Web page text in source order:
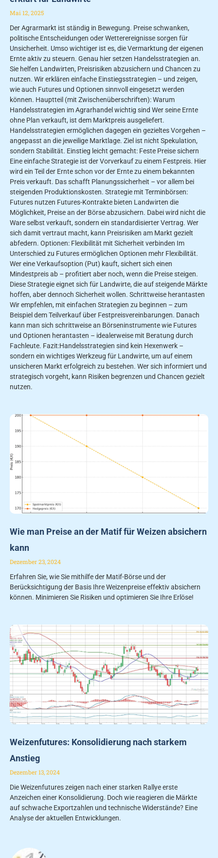
Mai 12, 2025
Der Agrarmarkt ist ständig in Bewegung. Preise schwanken,
politische Entscheidungen oder Wetterereignisse sorgen für
Unsicherheit. Umso wichtiger ist es, die Vermarktung der eigenen
Ernte aktiv zu steuern. Genau hier setzen Handelsstrategien an.
Sie helfen Landwirten, Preisrisiken abzusichern und Chancen zu
nutzen. Wir erklären einfache Einstiegsstrategien – und zeigen,
wie auch Futures und Optionen sinnvoll eingesetzt werden
können. Hauptteil (mit Zwischenüberschriften): Warum
Handelsstrategien im Agrarhandel wichtig sind Wer seine Ernte
ohne Plan verkauft, ist dem Marktpreis ausgeliefert.
Handelsstrategien ermöglichen dagegen ein gezieltes Vorgehen –
angepasst an die jeweilige Marktlage. Ziel ist nicht Spekulation,
sondern Stabilität. Einstieg leicht gemacht: Feste Preise sichern
Eine einfache Strategie ist der Vorverkauf zu einem Festpreis. Hier
wird ein Teil der Ernte schon vor der Ernte zu einem bekannten
Preis verkauft. Das schafft Planungssicherheit – vor allem bei
steigenden Produktionskosten. Strategie mit Terminbörsen:
Futures nutzen Futures-Kontrakte bieten Landwirten die
Möglichkeit, Preise an der Börse abzusichern. Dabei wird nicht die
Ware selbst verkauft, sondern ein standardisierter Vertrag. Wer
sich damit vertraut macht, kann Preisrisiken am Markt gezielt
abfedern. Optionen: Flexibilität mit Sicherheit verbinden Im
Unterschied zu Futures ermöglichen Optionen mehr Flexibilität.
Wer eine Verkaufsoption (Put) kauft, sichert sich einen
Mindestpreis ab – profitiert aber noch, wenn die Preise steigen.
Diese Strategie eignet sich für Landwirte, die auf steigende Märkte
hoffen, aber dennoch Sicherheit wollen. Schrittweise herantasten
Wir empfehlen, mit einfachen Strategien zu beginnen – zum
Beispiel dem Teilverkauf über Festpreisvereinbarungen. Danach
kann man sich schrittweise an Börseninstrumente wie Futures
und Optionen herantasten – idealerweise mit Beratung durch
Fachleute. Fazit:Handelsstrategien sind kein Hexenwerk –
sondern ein wichtiges Werkzeug für Landwirte, um auf einem
unsicheren Markt erfolgreich zu bestehen. Wer sich informiert und
strategisch vorgeht, kann Risiken begrenzen und Chancen gezielt
nutzen.
Wie man Preise an der Matif für Weizen absichern
kann
Dezember 23, 2024
Erfahren Sie, wie Sie mithilfe der Matif-Börse und der
Berücksichtigung der Basis Ihre Weizenpreise effektiv absichern
können. Minimieren Sie Risiken und optimieren Sie Ihre Erlöse!
Weizenfutures: Konsolidierung nach starkem
Anstieg
Dezember 13, 2024
Die Weizenfutures zeigen nach einer starken Rallye erste
Anzeichen einer Konsolidierung. Doch wie reagieren die Märkte
auf schwache Exportzahlen und technische Widerstände? Eine
Analyse der aktuellen Entwicklungen.